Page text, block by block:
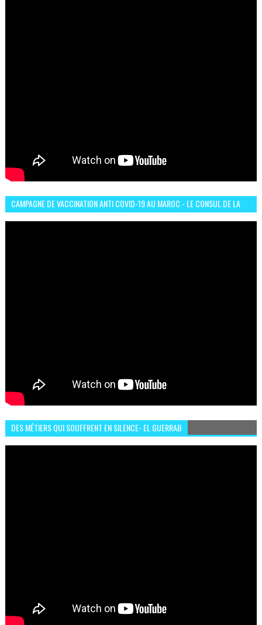
CAMPAGNE DE VACCINATION ANTI COVID-19 AU MAROC - LE CONSUL DE LA
DES MÉTIERS QUI SOUFFRENT EN SILENCE- EL GUERRAB